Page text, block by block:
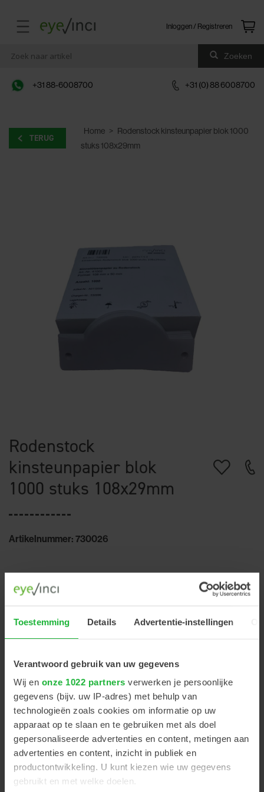
Toestemming Details Advertentie-instellingen
Verantwoord gebruik van uw gegevens
Wij en onze 1022 partners verwerken je persoonlijke
gegevens (bijv. uw IP-adres) met behulp van
technologieën zoals cookies om informatie op uw
apparaat op te slaan en te gebruiken met als doel
gepersonaliseerde advertenties en content, metingen aan
advertenties en content, inzicht in publiek en
productontwikkeling. U kunt kiezen wie uw gegevens
gebruikt en met welke doelen.
Inloggen / Registreren
Zoeken
+31 88-6008700 +31 (0) 88 6008700
TERUG
Home > Rodenstock kinsteunpapier blok 1000
stuks 108x29mm
Rodenstock
kinsteunpapier blok
1000 stuks 108x29mm
Artikelnummer: 730026
€32,00
PRODUCT OMSCHRIJVING